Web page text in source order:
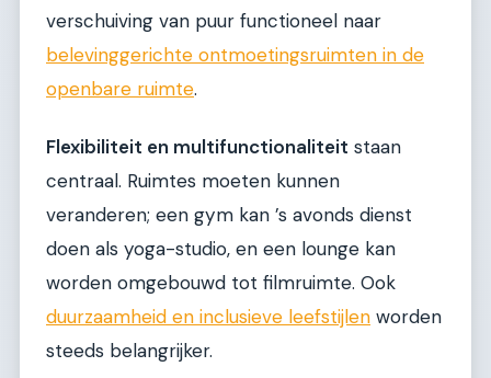
verschuiving van puur functioneel naar
belevinggerichte ontmoetingsruimten in de
openbare ruimte.
Flexibiliteit en multifunctionaliteit staan
centraal. Ruimtes moeten kunnen
veranderen; een gym kan ’s avonds dienst
doen als yoga-studio, en een lounge kan
worden omgebouwd tot filmruimte. Ook
duurzaamheid en inclusieve leefstijlen worden
steeds belangrijker.